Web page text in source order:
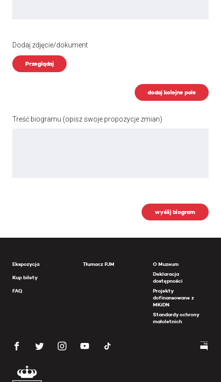
Dodaj zdjęcie/dokument
Przeglądaj
dodaj kolejne pole
Treść biogramu (opisz swoje propozycje zmian)
wyślij biogram
Ekspozycja
Kup bilety
FAQ
Tłumacz PJM
O Muzeum
Deklaracja
dostępności
Projekty
dofinansowane z
MKiDN
Standardy ochrony
małoletnich